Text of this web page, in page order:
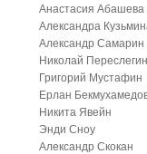
Анастасия Абашева
Александра
Александр Самарин
Николай
Григорий Мустафин
Ерлан
Никита Явейн
Энди Сноу
Александр Скокан